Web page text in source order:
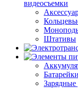
видеосъемки
Штативы
Батарейки
Зарядные